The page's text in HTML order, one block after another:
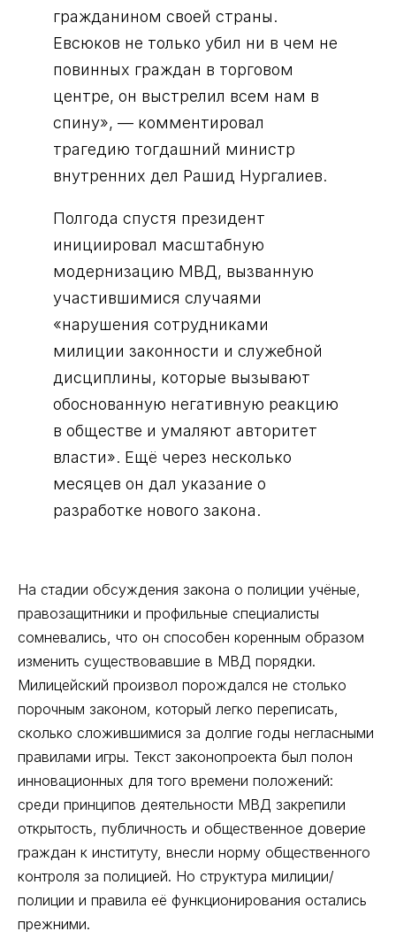
гражданином своей страны.
Евсюков не только убил ни в чем не
повинных граждан в торговом
центре, он выстрелил всем нам в
спину», — комментировал
трагедию тогдашний министр
внутренних дел Рашид Нургалиев.
Полгода спустя президент
инициировал масштабную
модернизацию МВД, вызванную
участившимися случаями
«нарушения сотрудниками
милиции законности и служебной
дисциплины, которые вызывают
обоснованную негативную реакцию
в обществе и умаляют авторитет
власти». Ещё через несколько
месяцев он дал указание о
разработке нового закона.
На стадии обсуждения закона о полиции учёные,
правозащитники и профильные специалисты
сомневались, что он способен коренным образом
изменить существовавшие в МВД порядки.
Милицейский произвол порождался не столько
порочным законом, который легко переписать,
сколько сложившимися за долгие годы негласными
правилами игры. Текст законопроекта был полон
инновационных для того времени положений:
среди принципов деятельности МВД закрепили
открытость, публичность и общественное доверие
граждан к институту, внесли норму общественного
контроля за полицией. Но структура милиции/
полиции и правила её функционирования остались
прежними.